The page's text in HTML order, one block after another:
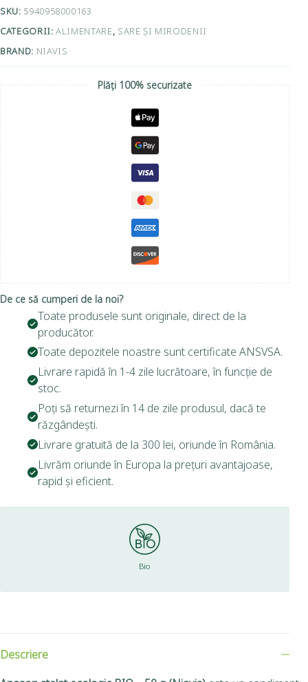
SKU: 5940958000163
CATEGORII:ALIMENTARE, SARE ȘI MIRODENII
BRAND: NIAVIS
Plăți 100% securizate
De ce să cumperi de la noi?
Toate produsele sunt originale, direct de la
producător.
Toate depozitele noastre sunt certificate ANSVSA.
Livrare rapidă în 1-4 zile lucrătoare, în funcție de
stoc.
Poți să returnezi în 14 de zile produsul, dacă te
răzgândești.
Livrare gratuită de la 300 lei, oriunde în România.
Livrăm oriunde în Europa la prețuri avantajoase,
rapid și eficient.
Bio
Descriere